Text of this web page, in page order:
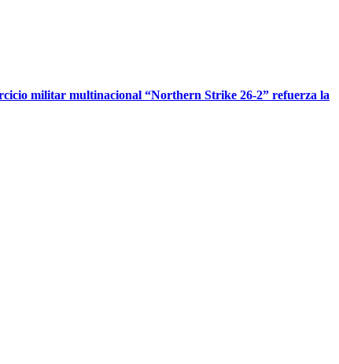
militar multinacional “Northern Strike 26-2” refuerza la